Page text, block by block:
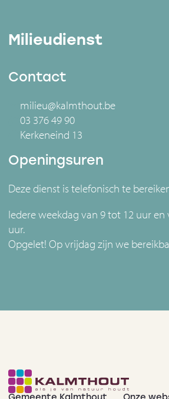
Milieudienst
Contact
milieu@kalmthout.be
03 376 49 90
Kerkeneind 13
Openingsuren
Deze dienst is telefonisch te
Iedere weekdag van 9 tot 12 uur en
uur.
Opgelet! Op vrijdag zijn we